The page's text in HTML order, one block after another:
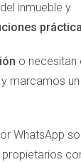
que era
Al
inmueble y
o necesitan
marcamos
WhatsApp